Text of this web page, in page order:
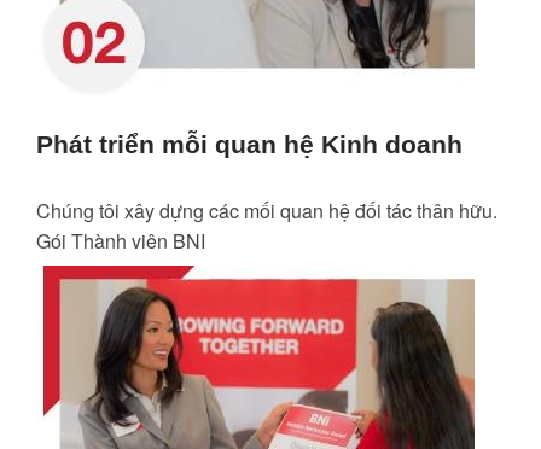
Phát triển mỗi quan hệ Kinh doanh
Chúng tôi xây dựng các mối quan hệ đối tác thân hữu.
Gói Thành viên BNI